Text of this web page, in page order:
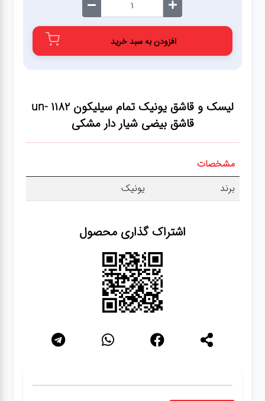
عطر،خوشبو کننده
لیسک و قاشق یونیک تمام سیلیکون un- 1182
قاشق بیضی شیار دار مشکی
مشخصات
برند
یونیک
اشتراک گذاری محصول
افزودن به سبد خرید